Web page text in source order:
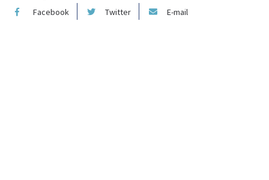
Facebook Twitter E-mail